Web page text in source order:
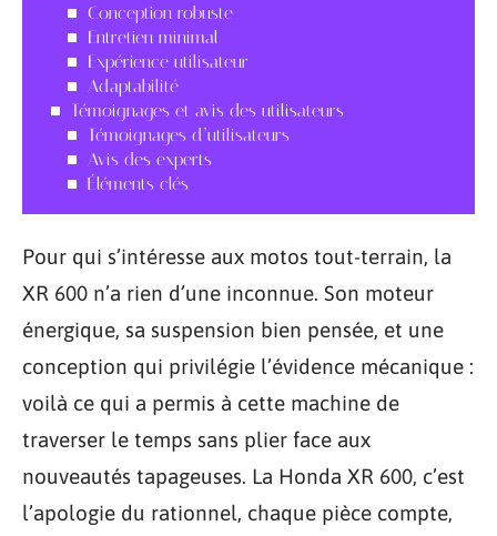
Conception robuste
Entretien minimal
Expérience utilisateur
Adaptabilité
Témoignages et avis des utilisateurs
Témoignages d’utilisateurs
Avis des experts
Éléments clés
Pour qui s’intéresse aux motos tout-terrain, la
XR 600 n’a rien d’une inconnue. Son moteur
énergique, sa suspension bien pensée, et une
conception qui privilégie l’évidence mécanique :
voilà ce qui a permis à cette machine de
traverser le temps sans plier face aux
nouveautés tapageuses. La Honda XR 600, c’est
l’apologie du rationnel, chaque pièce compte,